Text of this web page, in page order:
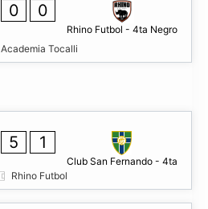
0 0
Rhino Futbol - 4ta Negro
Academia Tocalli
5 1
Club San Fernando - 4ta
Rhino Futbol